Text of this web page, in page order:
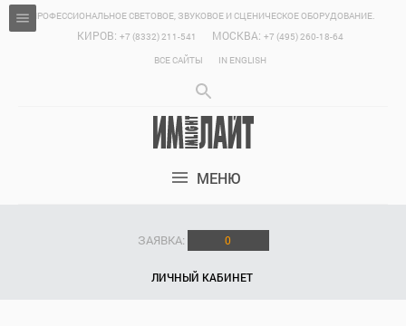
ПРОФЕССИОНАЛЬНОЕ СВЕТОВОЕ, ЗВУКОВОЕ И СЦЕНИЧЕСКОЕ ОБОРУДОВАНИЕ.
КИРОВ: +7 (8332) 211-541 МОСКВА: +7 (495) 260-18-64
ВСЕ САЙТЫ
IN ENGLISH
МЕНЮ
ЗАЯВКА: 0
ЛИЧНЫЙ КАБИНЕТ